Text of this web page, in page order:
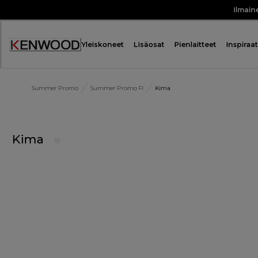
Yleiskoneet Lisäosat Pienlaitteet
Summer Promo Summer Promo FI Kima
Kima